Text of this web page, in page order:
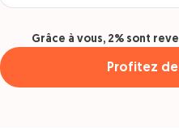
Profitez
Grâce à vous, 2% sont